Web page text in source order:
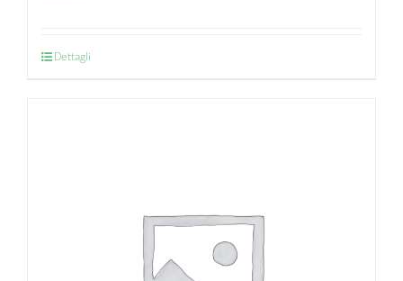
Dettagli